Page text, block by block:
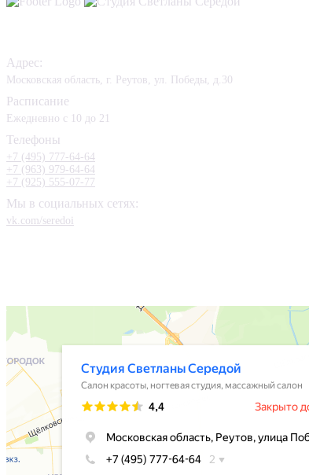
Адрес:
Московская область, г. Реутов, ул. Победы, д.30
Расписание
Ежедневно с 10 до 21
Телефоны
+7 (495) 777-64-64
+7 (963) 979-64-64
+7 (925) 555-07-77
Мы в социальных сетях:
vk.com/seredoi